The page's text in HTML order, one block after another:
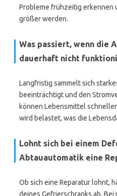
Probleme frühzeitig erkennen
größer werden.
Was passiert, wenn die
dauerhaft nicht
Langfristig sammelt sich
beeinträchtigt und den
können Lebensmittel
wird belastet, was die
Lohnt sich bei einem
Abtauautomatik eine
Ob sich eine Reparatur lohnt,
deines Gefrierschranks ab.